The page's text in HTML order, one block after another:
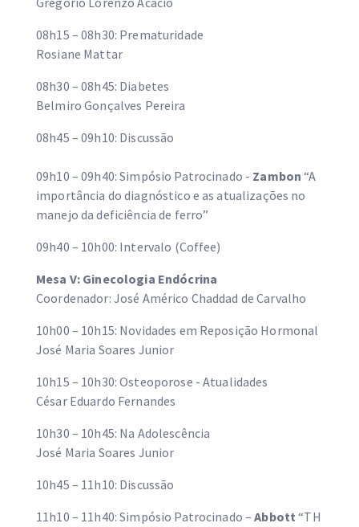
08h15 – 08h30: Prematuridade
Rosiane Mattar
08h30 – 08h45: Diabetes
Belmiro Gonçalves Pereira
08h45 – 09h10: Discussão
09h10 – 09h40: Simpósio Patrocinado - Zambon “A
importância do diagnóstico e as atualizações no
manejo da deficiência de ferro”
09h40 – 10h00: Intervalo (Coffee)
Mesa V: Ginecologia Endócrina
Coordenador: José Américo Chaddad de Carvalho
10h00 – 10h15: Novidades em Reposição Hormonal
José Maria Soares Junior
10h15 – 10h30: Osteoporose - Atualidades
César Eduardo Fernandes
10h30 – 10h45: Na Adolescência
José Maria Soares Junior
10h45 – 11h10: Discussão
11h10 – 11h40: Simpósio Patrocinado –Abbott“TH